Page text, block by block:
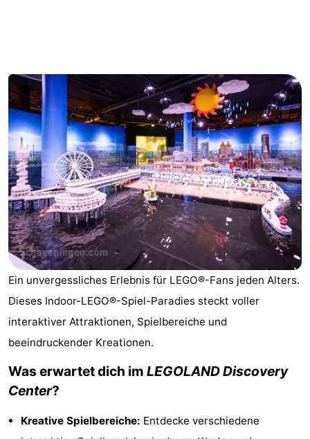
Zimmer
(mit
Frühstück)
Lastminutes
Strand
Sehen
&
tun
-
Museen
-
Denkmäler
-
Aussichtspunkte
Attraktionen
-
Unterhaltung
-
Spielplätze
-
Ein unvergessliches Erlebnis für LEGO®-Fans jeden Alters.
Dieses Indoor-LEGO®-Spiel-Paradies steckt voller
interaktiver Attraktionen, Spielbereiche und
beeindruckender Kreationen.
Was erwartet dich im LEGOLAND Discovery
Center?
Kreative Spielbereiche: Entdecke verschiedene